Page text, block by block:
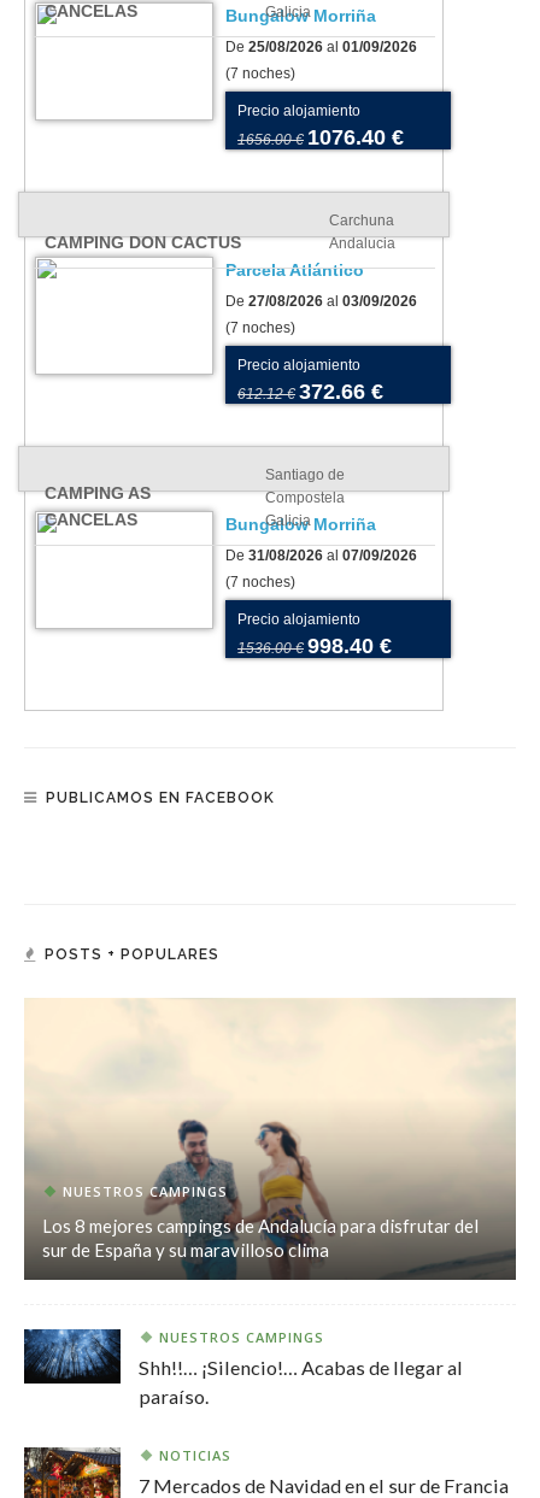
CANCELAS
Galicia
Bungalow Morriña
De 25/08/2026 al 01/09/2026
(7 noches)
Precio alojamiento
1656.00 € 1076.40 €
CAMPING DON CACTUS
Carchuna
Andalucia
Parcela Atlántico
De 27/08/2026 al 03/09/2026
(7 noches)
Precio alojamiento
612.12 € 372.66 €
CAMPING AS
CANCELAS
Santiago de
Compostela
Galicia
Bungalow Morriña
De 31/08/2026 al 07/09/2026
(7 noches)
Precio alojamiento
1536.00 € 998.40 €
PUBLICAMOS EN FACEBOOK
POSTS + POPULARES
NUESTROS CAMPINGS
Los 8 mejores campings de Andalucía para disfrutar del
sur de España y su maravilloso clima
NUESTROS CAMPINGS
Shh!!… ¡Silencio!… Acabas de llegar al
paraíso.
NOTICIAS
7 Mercados de Navidad en el sur de Francia